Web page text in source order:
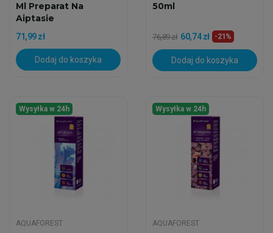
Ml Preparat Na
Aiptasie
71,99 zł
Dodaj do koszyka
50ml
76,89 zł 60,74 zł -21%
Dodaj do koszyka
Wysyłka w 24h
AQUAFOREST
Wysyłka w 24h
AQUAFOREST